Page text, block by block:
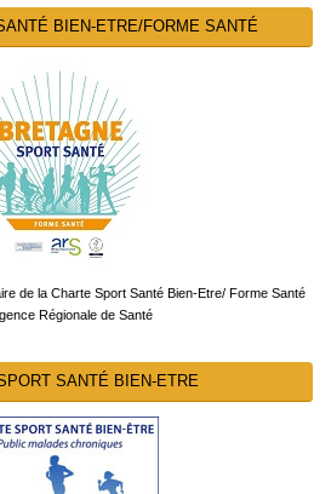
BIEN-ETRE/FORME SANTÉ
de la Charte Sport Santé Bien-Etre/ Forme Santé
Régionale de Santé
SANTÉ BIEN-ETRE